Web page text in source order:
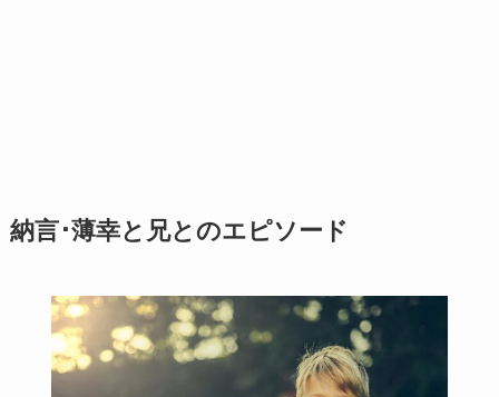
納言･薄幸と兄とのエピソード